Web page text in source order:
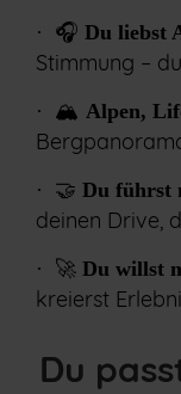
· 🎧 Du liebst
Stimmung –
· 🏔️ Alpen,
· 🤝 Du führst
deinen Drive,
· 🚀 Du willst
kreierst
Du